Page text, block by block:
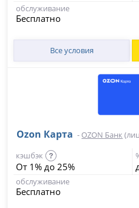
обслуживание
Бесплатно
Все условия
Ozon Карта - OZON Банк
кэшбэк
?
От 1% до 25%
обслуживание
Бесплатно